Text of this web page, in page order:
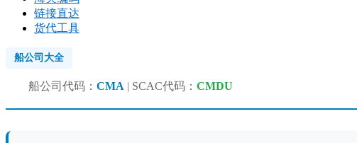
链接直达
货代工具
船公司大全
船公司代码： CMA | SCAC代码： CMDU